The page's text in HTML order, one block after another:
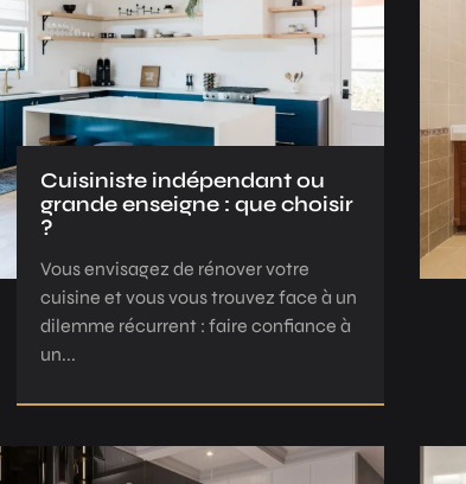
Cuisiniste indépendant ou
grande enseigne : que choisir
?
Vous envisagez de rénover votre
cuisine et vous vous trouvez face à un
dilemme récurrent : faire confiance à
un...